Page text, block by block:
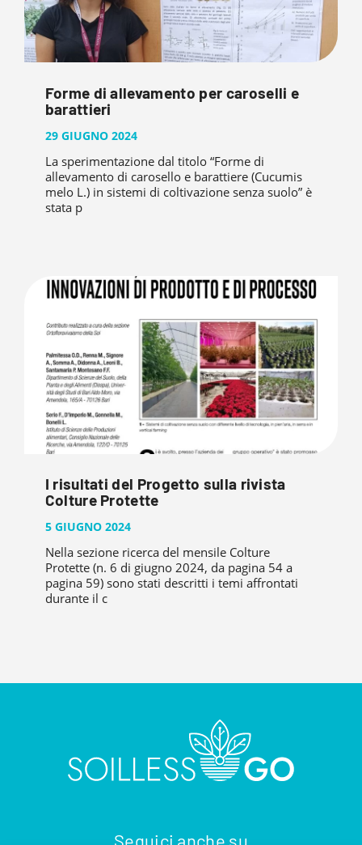
Forme di allevamento per caroselli e
barattieri
29 GIUGNO 2024
La sperimentazione dal titolo “Forme di
allevamento di carosello e barattiere (Cucumis
melo L.) in sistemi di coltivazione senza suolo” è
stata p
I risultati del Progetto sulla rivista
Colture Protette
5 GIUGNO 2024
Nella sezione ricerca del mensile Colture
Protette (n. 6 di giugno 2024, da pagina 54 a
pagina 59) sono stati descritti i temi affrontati
durante il c
Seguici anche su